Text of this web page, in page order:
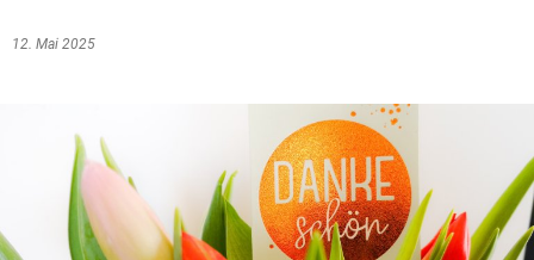
12. Mai 2025